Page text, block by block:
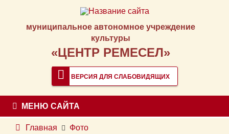
муниципальное автономное учреждение
культуры
«ЦЕНТР РЕМЕСЕЛ»
ВЕРСИЯ ДЛЯ СЛАБОВИДЯЩИХ
МЕНЮ САЙТА
Главная
Фото